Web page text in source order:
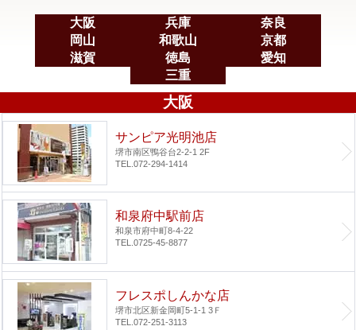
大阪 兵庫
奈良
岡山
和歌山
京都
滋賀
徳島
愛知
三重
大阪
サンピア光明池店
堺市南区鴨谷台2-2-1 2F
TEL.072-294-1414
和泉府中駅前店
和泉市府中町8-4-22
TEL.0725-45-8877
フレスポしんかな店
堺市北区新金岡町5-1-1 3Ｆ
TEL.072-251-3113